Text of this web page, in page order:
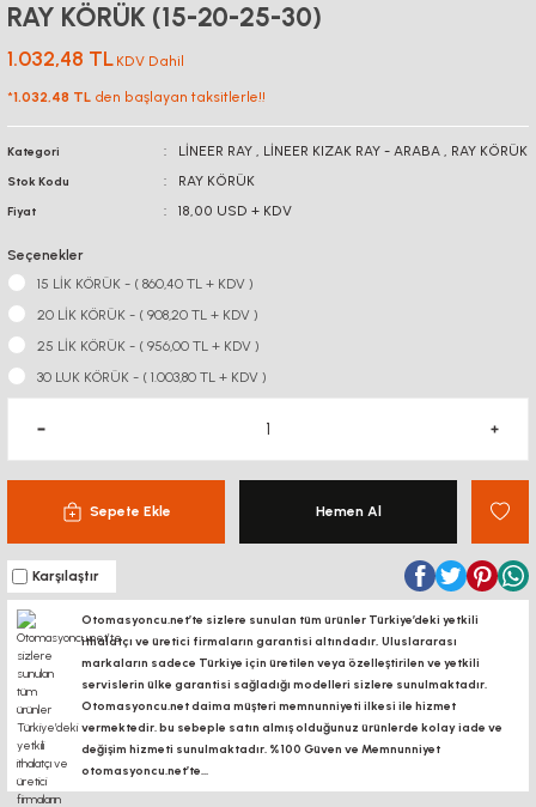
RAY KÖRÜK (15-20-25-30)
1.032,48 TL KDV Dahil
*1.032,48 TL den başlayan taksitlerle!!
Kategori LİNEER RAY , LİNEER KIZAK RAY - ARABA , RAY KÖRÜK
Stok Kodu RAY KÖRÜK
Fiyat 18,00 USD + KDV
Seçenekler
15 LİK KÖRÜK - ( 860,40 TL + KDV )
20 LİK KÖRÜK - ( 908,20 TL + KDV )
25 LİK KÖRÜK - ( 956,00 TL + KDV )
30 LUK KÖRÜK - ( 1.003,80 TL + KDV )
Sepete Ekle Hemen Al
Karşılaştır
Otomasyoncu.net’te sizlere sunulan tüm ürünler Türkiye’deki yetkili
ithalatçı ve üretici firmaların garantisi altındadır, Uluslararası
markaların sadece Türkiye için üretilen veya özelleştirilen ve yetkili
servislerin ülke garantisi sağladığı modelleri sizlere sunulmaktadır.
Otomasyoncu.net daima müşteri memnunniyeti ilkesi ile hizmet
vermektedir. bu sebeple satın almış olduğunuz ürünlerde kolay iade ve
değişim hizmeti sunulmaktadır. %100 Güven ve Memnunniyet
otomasyoncu.net’te...